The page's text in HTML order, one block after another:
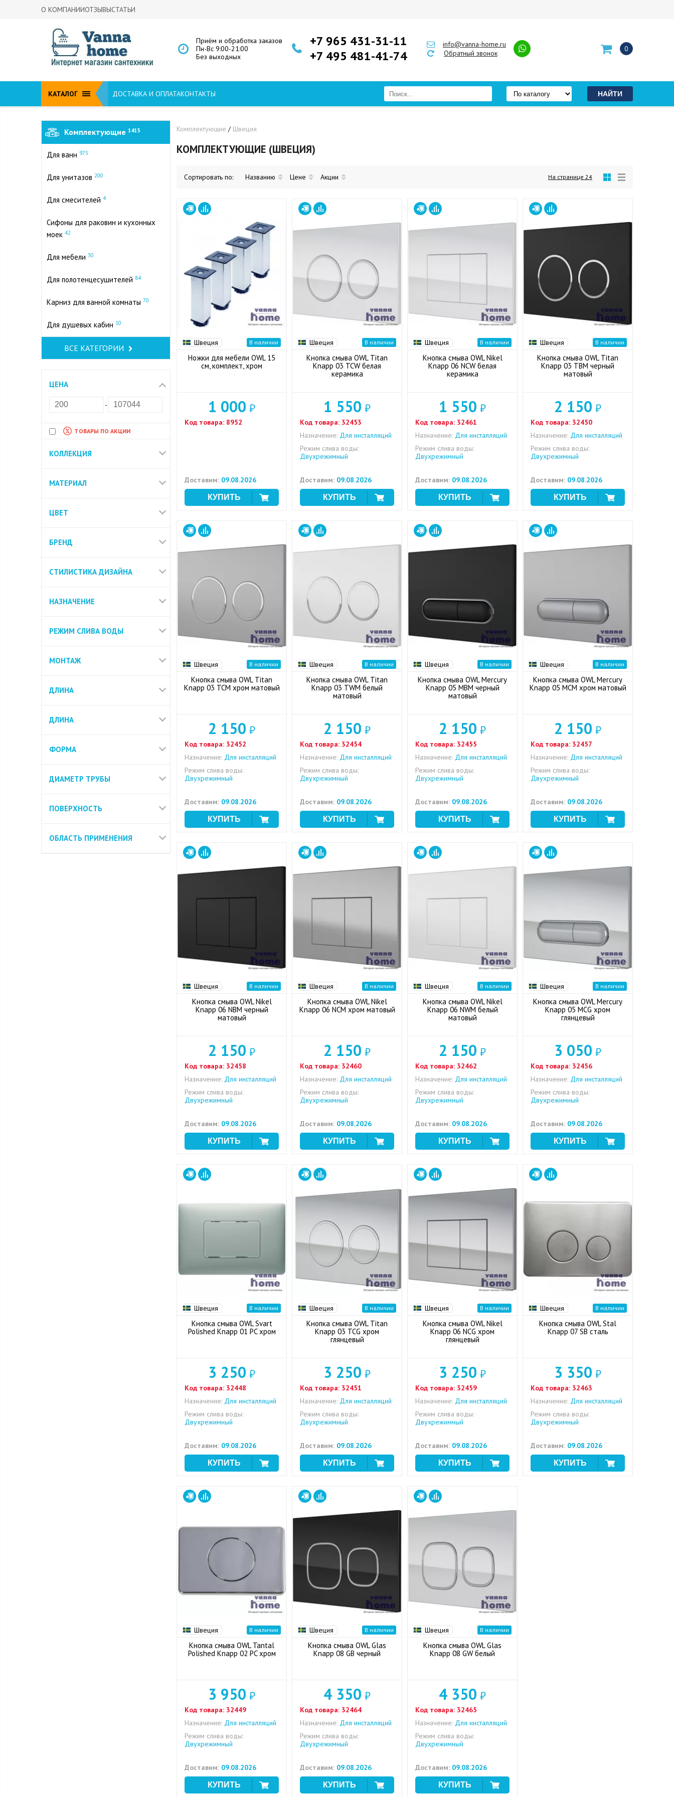
О КОМПАНИИОТЗЫВЫСТАТЬИ
Приём и обработка заказов
Пн-Вс 9:00-21:00
Без выходных
+7 965 431-31-11
+7 495 481-41-74
info@vanna-home.ru
Обратный звонок
0
КАТАЛОГ ДОСТАВКА И ОПЛАТАКОНТАКТЫ
Комплектующие 1415
Для ванн 975
Для унитазов 200
Для смесителей 4
Сифоны для раковин и кухонных
моек 42
Для мебели 30
Для полотенцесушителей 84
Карниз для ванной комнаты 70
Для душевых кабин 10
ВСЕ КАТЕГОРИИ
ЦЕНА
-
ТОВАРЫ ПО АКЦИИ
КОЛЛЕКЦИЯ
МАТЕРИАЛ
ЦВЕТ
БРЕНД
СТИЛИСТИКА ДИЗАЙНА
НАЗНАЧЕНИЕ
РЕЖИМ СЛИВА ВОДЫ
МОНТАЖ
ДЛИНА
ДЛИНА
ФОРМА
ДИАМЕТР ТРУБЫ
ПОВЕРХНОСТЬ
ОБЛАСТЬ ПРИМЕНЕНИЯ
Комплектующие / Швеция
КОМПЛЕКТУЮЩИЕ (ШВЕЦИЯ)
Сортировать по: Названию Цене Акции На странице 24
Швеция В наличии
Ножки для мебели OWL 15
см, комплект, хром
1 000 ₽
Код товара: 8952
Доставим: 09.08.2026
Швеция В наличии
Кнопка смыва OWL Titan
Knapp 03 TCW белая
керамика
1 550 ₽
Код товара: 32453
Назначение: Для инсталляций
Режим слива воды:
Двухрежимный
Доставим: 09.08.2026
Швеция В наличии
Кнопка смыва OWL Nikel
Knapp 06 NCW белая
керамика
1 550 ₽
Код товара: 32461
Назначение: Для инсталляций
Режим слива воды:
Двухрежимный
Доставим: 09.08.2026
Швеция В наличии
Кнопка смыва OWL Titan
Knapp 03 TBM черный
матовый
2 150 ₽
Код товара: 32450
Назначение: Для инсталляций
Режим слива воды:
Двухрежимный
Доставим: 09.08.2026
Швеция В наличии
Кнопка смыва OWL Titan
Knapp 03 TCM хром матовый
2 150 ₽
Код товара: 32452
Назначение: Для инсталляций
Режим слива воды:
Двухрежимный
Доставим: 09.08.2026
Швеция В наличии
Кнопка смыва OWL Titan
Knapp 03 TWM белый
матовый
2 150 ₽
Код товара: 32454
Назначение: Для инсталляций
Режим слива воды:
Двухрежимный
Доставим: 09.08.2026
Швеция В наличии
Кнопка смыва OWL Mercury
Knapp 05 MBM черный
матовый
2 150 ₽
Код товара: 32455
Назначение: Для инсталляций
Режим слива воды:
Двухрежимный
Доставим: 09.08.2026
Швеция В наличии
Кнопка смыва OWL Mercury
Knapp 05 MCM хром матовый
2 150 ₽
Код товара: 32457
Назначение: Для инсталляций
Режим слива воды:
Двухрежимный
Доставим: 09.08.2026
Швеция В наличии
Кнопка смыва OWL Nikel
Knapp 06 NBM черный
матовый
2 150 ₽
Код товара: 32458
Назначение: Для инсталляций
Режим слива воды:
Двухрежимный
Доставим: 09.08.2026
Швеция В наличии
Кнопка смыва OWL Nikel
Knapp 06 NCM хром матовый
2 150 ₽
Код товара: 32460
Назначение: Для инсталляций
Режим слива воды:
Двухрежимный
Доставим: 09.08.2026
Швеция В наличии
Кнопка смыва OWL Nikel
Knapp 06 NWM белый
матовый
2 150 ₽
Код товара: 32462
Назначение: Для инсталляций
Режим слива воды:
Двухрежимный
Доставим: 09.08.2026
Швеция В наличии
Кнопка смыва OWL Mercury
Knapp 05 MCG хром
глянцевый
3 050 ₽
Код товара: 32456
Назначение: Для инсталляций
Режим слива воды:
Двухрежимный
Доставим: 09.08.2026
Швеция В наличии
Кнопка смыва OWL Svart
Polished Knapp 01 PC хром
3 250 ₽
Код товара: 32448
Назначение: Для инсталляций
Режим слива воды:
Двухрежимный
Доставим: 09.08.2026
Швеция В наличии
Кнопка смыва OWL Titan
Knapp 03 TCG хром
глянцевый
3 250 ₽
Код товара: 32451
Назначение: Для инсталляций
Режим слива воды:
Двухрежимный
Доставим: 09.08.2026
Швеция В наличии
Кнопка смыва OWL Nikel
Knapp 06 NCG хром
глянцевый
3 250 ₽
Код товара: 32459
Назначение: Для инсталляций
Режим слива воды:
Двухрежимный
Доставим: 09.08.2026
Швеция В наличии
Кнопка смыва OWL Stal
Knapp 07 SB сталь
3 350 ₽
Код товара: 32463
Назначение: Для инсталляций
Режим слива воды:
Двухрежимный
Доставим: 09.08.2026
Швеция В наличии
Кнопка смыва OWL Tantal
Polished Knapp 02 PC хром
3 950 ₽
Код товара: 32449
Назначение: Для инсталляций
Режим слива воды:
Двухрежимный
Доставим: 09.08.2026
Швеция В наличии
Кнопка смыва OWL Glas
Knapp 08 GB черный
4 350 ₽
Код товара: 32464
Назначение: Для инсталляций
Режим слива воды:
Двухрежимный
Доставим: 09.08.2026
Швеция В наличии
Кнопка смыва OWL Glas
Knapp 08 GW белый
4 350 ₽
Код товара: 32465
Назначение: Для инсталляций
Режим слива воды:
Двухрежимный
Доставим: 09.08.2026